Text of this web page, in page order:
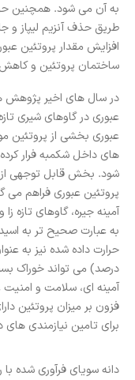
به آن می شود. همچنین
طریق حذف آنزیم لیپاز و
افزایش مقدار پروتئین
ساختمان پروتئین و
در سال های اخیر پژوهش
عبوری در گاوهای شیری
عبوری بخشی از پروتئین
های داخل شکمبه فرار
شود. بخش قابل توجهی از
پروتئین عبوری فراهم می
به عبارت صحیح تر به اسید
درصد) می تواند خوراک
آمینه ای، سلامت و امنیت
فزون بر میزان پروتئین
برای تامین نیازمندی